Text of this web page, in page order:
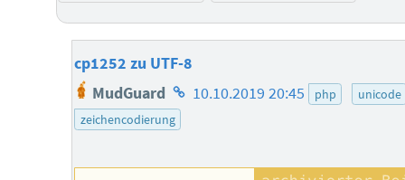
cp1252 zu UTF-8
MudGuard Homepage
des
10.10.2019 20:45 php
unicode
zeichencodierung